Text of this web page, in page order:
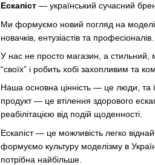
Ескапіст — український сучасний
Ми формуємо новий погляд на
новачків, ентузіастів та професіоналів.
У нас не просто магазин, а стильний,
“своїх” і робить хобі захопливим та
Наша основна цінність — це люди, та
продукт — це втілення здорового
реабілітацією від подій щоденності.
Ескапіст — це можливість легко
формуємо культуру моделізму в
потрібна найбільше.